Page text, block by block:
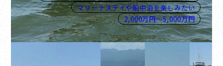
マリーナステイや船中泊を楽しみたい
2,000万円～5,000万円